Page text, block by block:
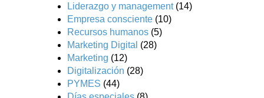
Liderazgo y management(14)
Empresa consciente (10)
Recursos humanos (5)
Marketing Digital (28)
Marketing (12)
Digitalización (28)
PYMES (44)